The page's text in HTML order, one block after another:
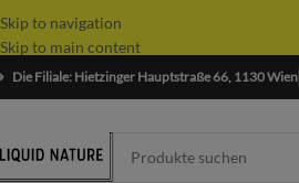
Skip to navigation
Skip to main content
Die Filiale: Hietzinger Hauptstraße 66, 1130 Wien